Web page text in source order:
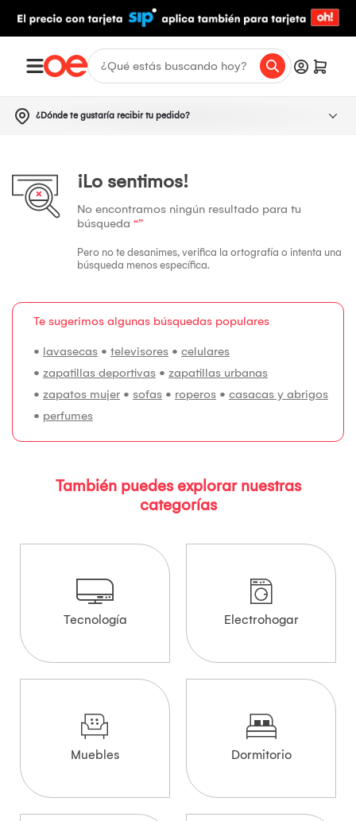
¿Dónde te gustaría recibir tu pedido?
¡Lo sentimos!
No encontramos ningún resultado para tu
búsqueda “”
Pero no te desanimes, verifica la ortografía o intenta una
búsqueda menos específica.
Te sugerimos algunas búsquedas populares
• lavasecas • televisores • celulares
• zapatillas deportivas • zapatillas urbanas
• zapatos mujer • sofas • roperos • casacas y abrigos
• perfumes
También puedes explorar nuestras
categorías
Tecnología Electrohogar
Muebles Dormitorio